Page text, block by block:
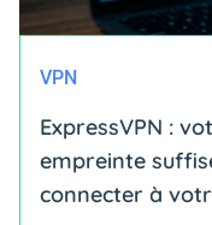
VPN
ExpressVPN :
empreinte
connecter à